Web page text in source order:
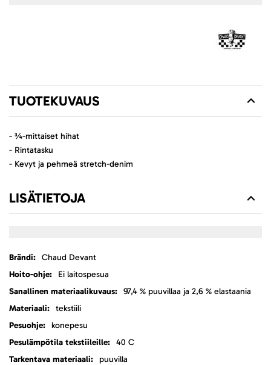
TUOTEKUVAUS
- ¾-mittaiset hihat
- Rintatasku
- Kevyt ja pehmeä stretch-denim
LISÄTIETOJA
LisätietojaChaud Devant
Ei laitospesua
97,4 % puuvillaa ja 2,6 % elastaania
tekstiili
konepesu
40 C
puuvilla